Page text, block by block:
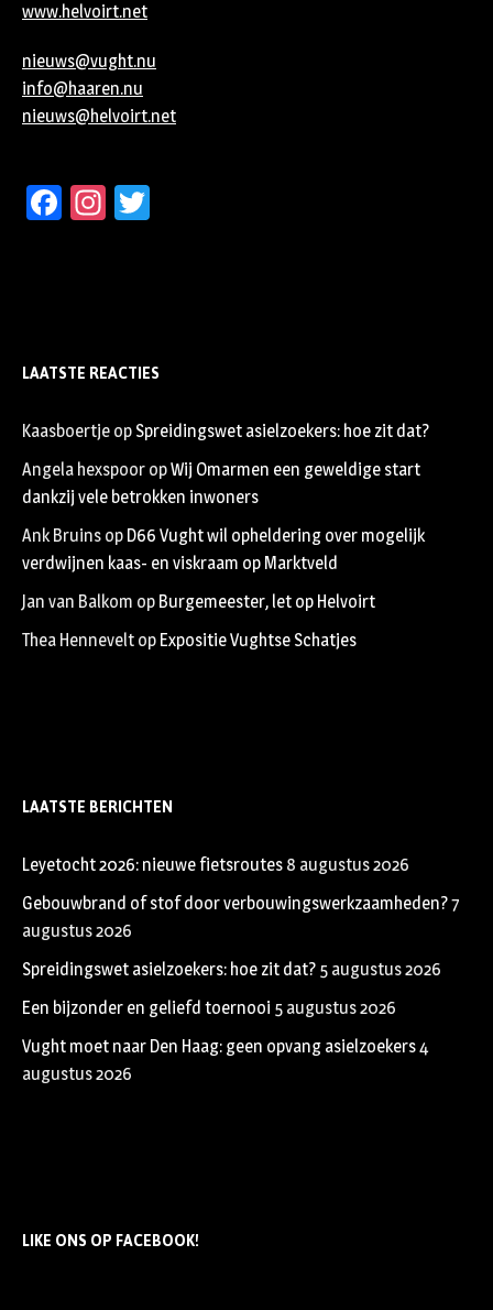
www.helvoirt.net
nieuws@vught.nu
info@haaren.nu
nieuws@helvoirt.net
Facebook
Instagram
LAATSTE REACTIES
Kaasboertje op Spreidingswet asielzoekers: hoe zit dat?
Angela hexspoor opWij Omarmen een geweldige start
dankzij vele betrokken inwoners
Ank Bruins op D66 Vught wil opheldering over mogelijk
verdwijnen kaas- en viskraam op Marktveld
Jan van Balkom op Burgemeester, let op Helvoirt
Thea Hennevelt op Expositie Vughtse Schatjes
LAATSTE BERICHTEN
Leyetocht 2026: nieuwe fietsroutes 8 augustus 2026
Gebouwbrand of stof door verbouwingswerkzaamheden?7
augustus 2026
Spreidingswet asielzoekers: hoe zit dat? 5 augustus 2026
Een bijzonder en geliefd toernooi 5 augustus 2026
Vught moet naar Den Haag: geen opvang asielzoekers4
augustus 2026
LIKE ONS OP FACEBOOK!